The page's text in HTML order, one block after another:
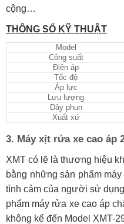
cộng…
THÔNG SỐ KỸ THUẬT
Model
Công suất
Điện áp
Tốc độ
Áp lực
Lưu lượng
Dây phun
Xuất xứ
3. Máy xịt rửa xe cao áp
XMT có lẽ là thương hiệu
bằng những sản phẩm
tình cảm của người sử
phẩm máy rửa xe cao áp
không kể đến Model XMT-